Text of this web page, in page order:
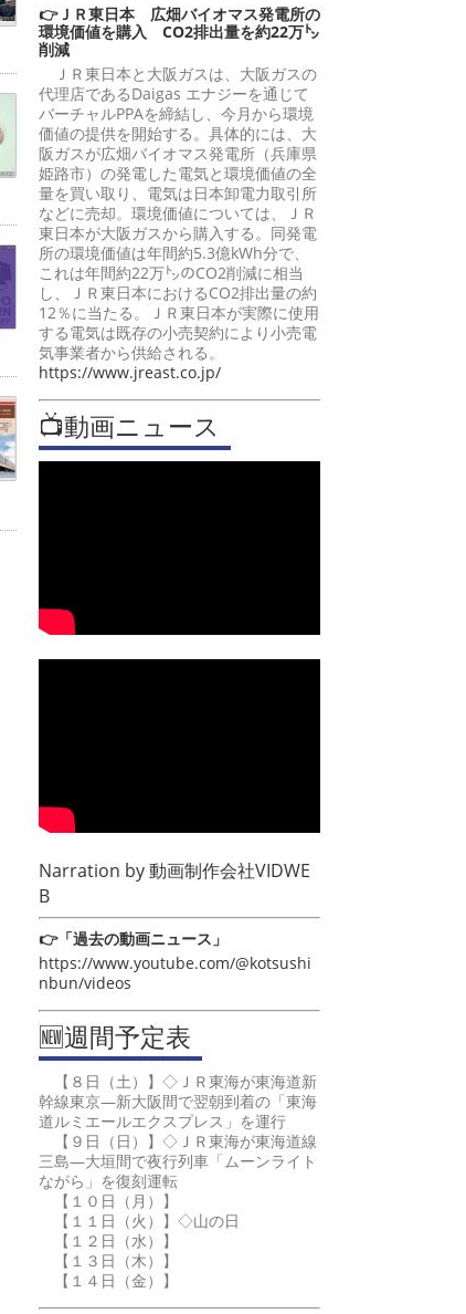
👉ＪＲ東日本 広畑バイオマス発電所の
環境価値を購入 CO2排出量を約22万㌧
削減
ＪＲ東日本と大阪ガスは、大阪ガスの
代理店であるDaigas エナジーを通じて
バーチャルPPAを締結し、今月から環境
価値の提供を開始する。具体的には、大
阪ガスが広畑バイオマス発電所（兵庫県
姫路市）の発電した電気と環境価値の全
量を買い取り、電気は日本卸電力取引所
などに売却。環境価値については、ＪＲ
東日本が大阪ガスから購入する。同発電
所の環境価値は年間約5.3億kWh分で、
これは年間約22万㌧のCO2削減に相当
し、ＪＲ東日本におけるCO2排出量の約
12％に当たる。ＪＲ東日本が実際に使用
する電気は既存の小売契約により小売電
気事業者から供給される。
https://www.jreast.co.jp/
📺動画ニュース
Narration by動画制作会社VIDWE
B
👉「過去の動画ニュース」
https://www.youtube.com/@kotsushi
nbun/videos
🆕週間予定表
【８日（土）】◇ＪＲ東海が東海道新
幹線東京―新大阪間で翌朝到着の「東海
道ルミエールエクスプレス」を運行
【９日（日）】◇ＪＲ東海が東海道線
三島―大垣間で夜行列車「ムーンライト
ながら」を復刻運転
【１０日（月）】
【１１日（火）】◇山の日
【１２日（水）】
【１３日（木）】
【１４日（金）】